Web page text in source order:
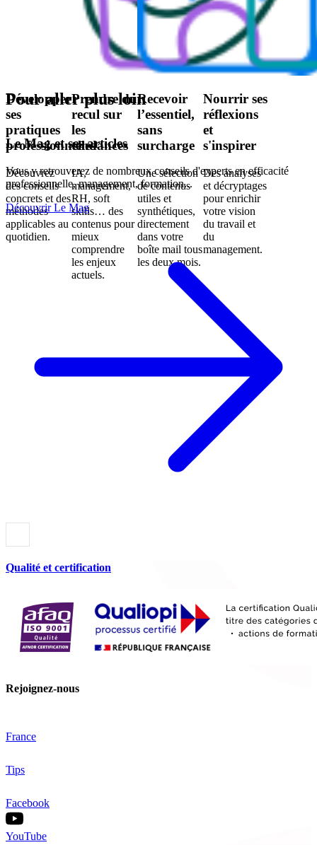
Développer
ses
pratiques
professionnelles
Découvrez
des conseils
concrets et des
méthodes
applicables au
quotidien.
Prendre du
recul sur
les
tendances
IA,
management,
RH, soft
skills… des
contenus pour
mieux
comprendre
les enjeux
actuels.
Recevoir
l’essentiel,
sans
surcharge
Une sélection
de contenus
utiles et
synthétiques,
directement
dans votre
boîte mail tous
les deux mois.
Nourrir ses
réflexions
et
s'inspirer
Des analyses
et décryptages
pour enrichir
votre vision
du travail et
du
management.
Pour aller plus loin
Le Mag et ses articles
Vous y retrouverez de nombreux conseils d'experts en efficacité
professionnelle, management, formation...
Découvrir Le Mag
Qualité et certification
Rejoignez-nous
France
Tips
Facebook
YouTube